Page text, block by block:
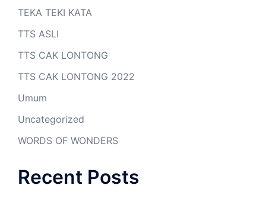
TEKA TEKI KATA
TTS ASLI
TTS CAK LONTONG
TTS CAK LONTONG 2022
Umum
Uncategorized
WORDS OF WONDERS
Recent Posts